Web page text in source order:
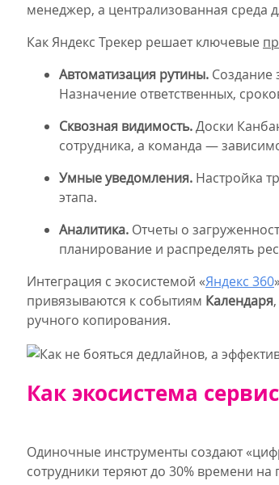
менеджер, а централизованная среда
Как Яндекс Трекер решает ключевые
Автоматизация рутины. Создание
Назначение ответственных,
Сквозная видимость.Доски
сотрудника, а команда —
Умные уведомления. Настройка
этапа.
Аналитика. Отчеты о
планирование и распределять
Интеграция с экосистемой «Яндекс 360
привязываются к событиям Календаря
ручного копирования.
Как экосистема
Одиночные инструменты создают
сотрудники теряют до 30% времени